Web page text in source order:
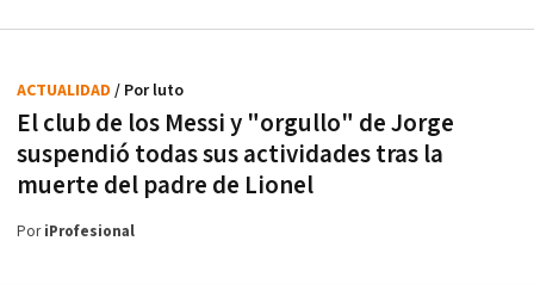
El club de los Messi y "orgullo" de Jorge
suspendió todas sus actividades tras la
muerte del padre de Lionel
ACTUALIDAD / Por luto
PoriProfesional